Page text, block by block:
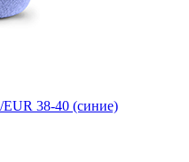
38-40 (синие)